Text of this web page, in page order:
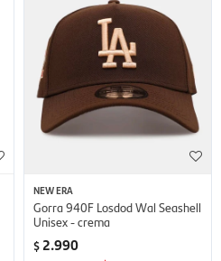
NEW ERA
Gorra 940F Losdod Wal Seashell
Unisex - crema
$ 2.990